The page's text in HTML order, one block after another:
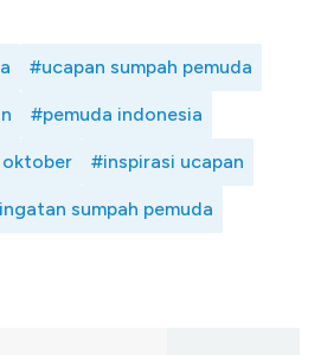
#ucapan sumpah pemuda
#pemuda indonesia
#inspirasi ucapan
sumpah pemuda